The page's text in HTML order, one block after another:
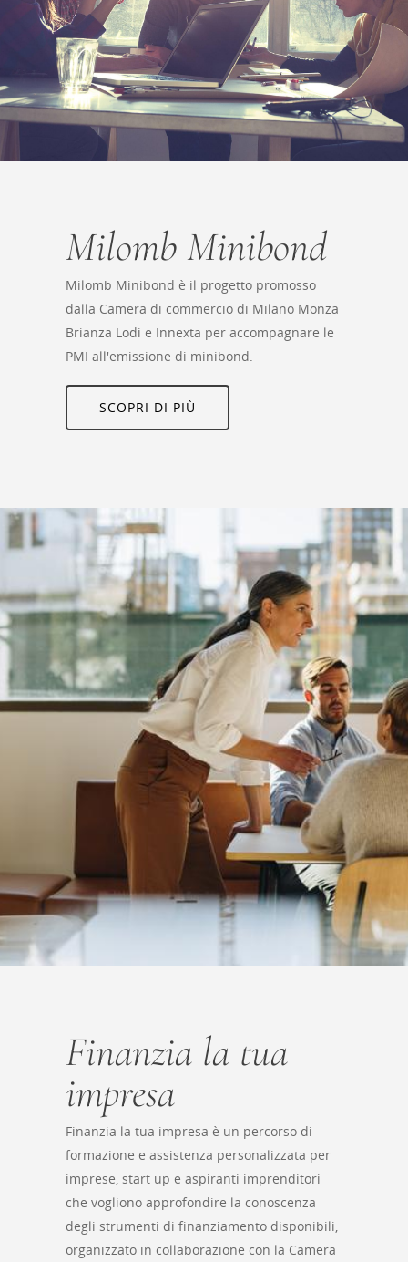
Milomb Minibond
Milomb Minibond è il progetto promosso
dalla Camera di commercio di Milano Monza
Brianza Lodi e Innexta per accompagnare le
PMI all'emissione di minibond.
SCOPRI DI PIÙ
Finanzia la tua
impresa
Finanzia la tua impresa è un percorso di
formazione e assistenza personalizzata per
imprese, start up e aspiranti imprenditori
che vogliono approfondire la conoscenza
degli strumenti di finanziamento disponibili,
organizzato in collaborazione con la Camera